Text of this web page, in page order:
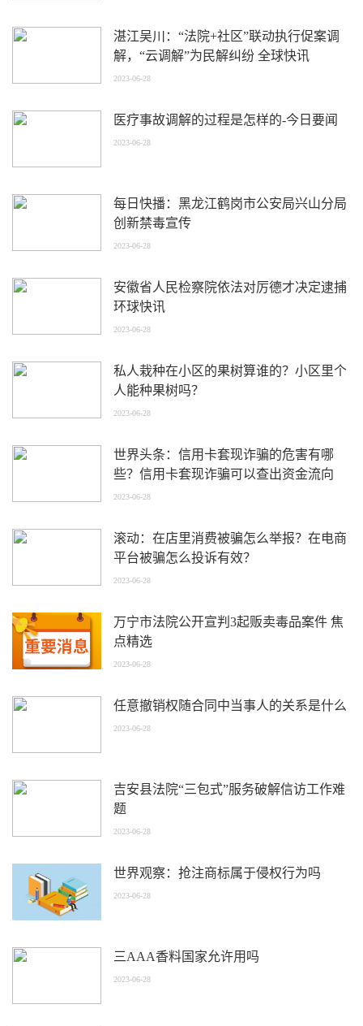
湛江吴川：“法院+社区”联动执行促案调
解，“云调解”为民解纠纷 全球快讯
2023-06-28
医疗事故调解的过程是怎样的-今日要闻
2023-06-28
每日快播：黑龙江鹤岗市公安局兴山分局
创新禁毒宣传
2023-06-28
安徽省人民检察院依法对厉德才决定逮捕
环球快讯
2023-06-28
私人栽种在小区的果树算谁的？小区里个
人能种果树吗？
2023-06-28
世界头条：信用卡套现诈骗的危害有哪
些？信用卡套现诈骗可以查出资金流向
吗？
2023-06-28
滚动：在店里消费被骗怎么举报？在电商
平台被骗怎么投诉有效？
2023-06-28
万宁市法院公开宣判3起贩卖毒品案件 焦
点精选
2023-06-28
任意撤销权随合同中当事人的关系是什么
2023-06-28
吉安县法院“三包式”服务破解信访工作难
题
2023-06-28
世界观察：抢注商标属于侵权行为吗
2023-06-28
三AAA香料国家允许用吗
2023-06-28